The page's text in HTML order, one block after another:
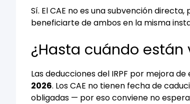
Sí. El CAE no es una subvención
beneficiarte de ambos en la misma
¿Hasta cuándo
Las deducciones del IRPF por mejora
2026. Los CAE no tienen fecha de
obligadas — por eso conviene no